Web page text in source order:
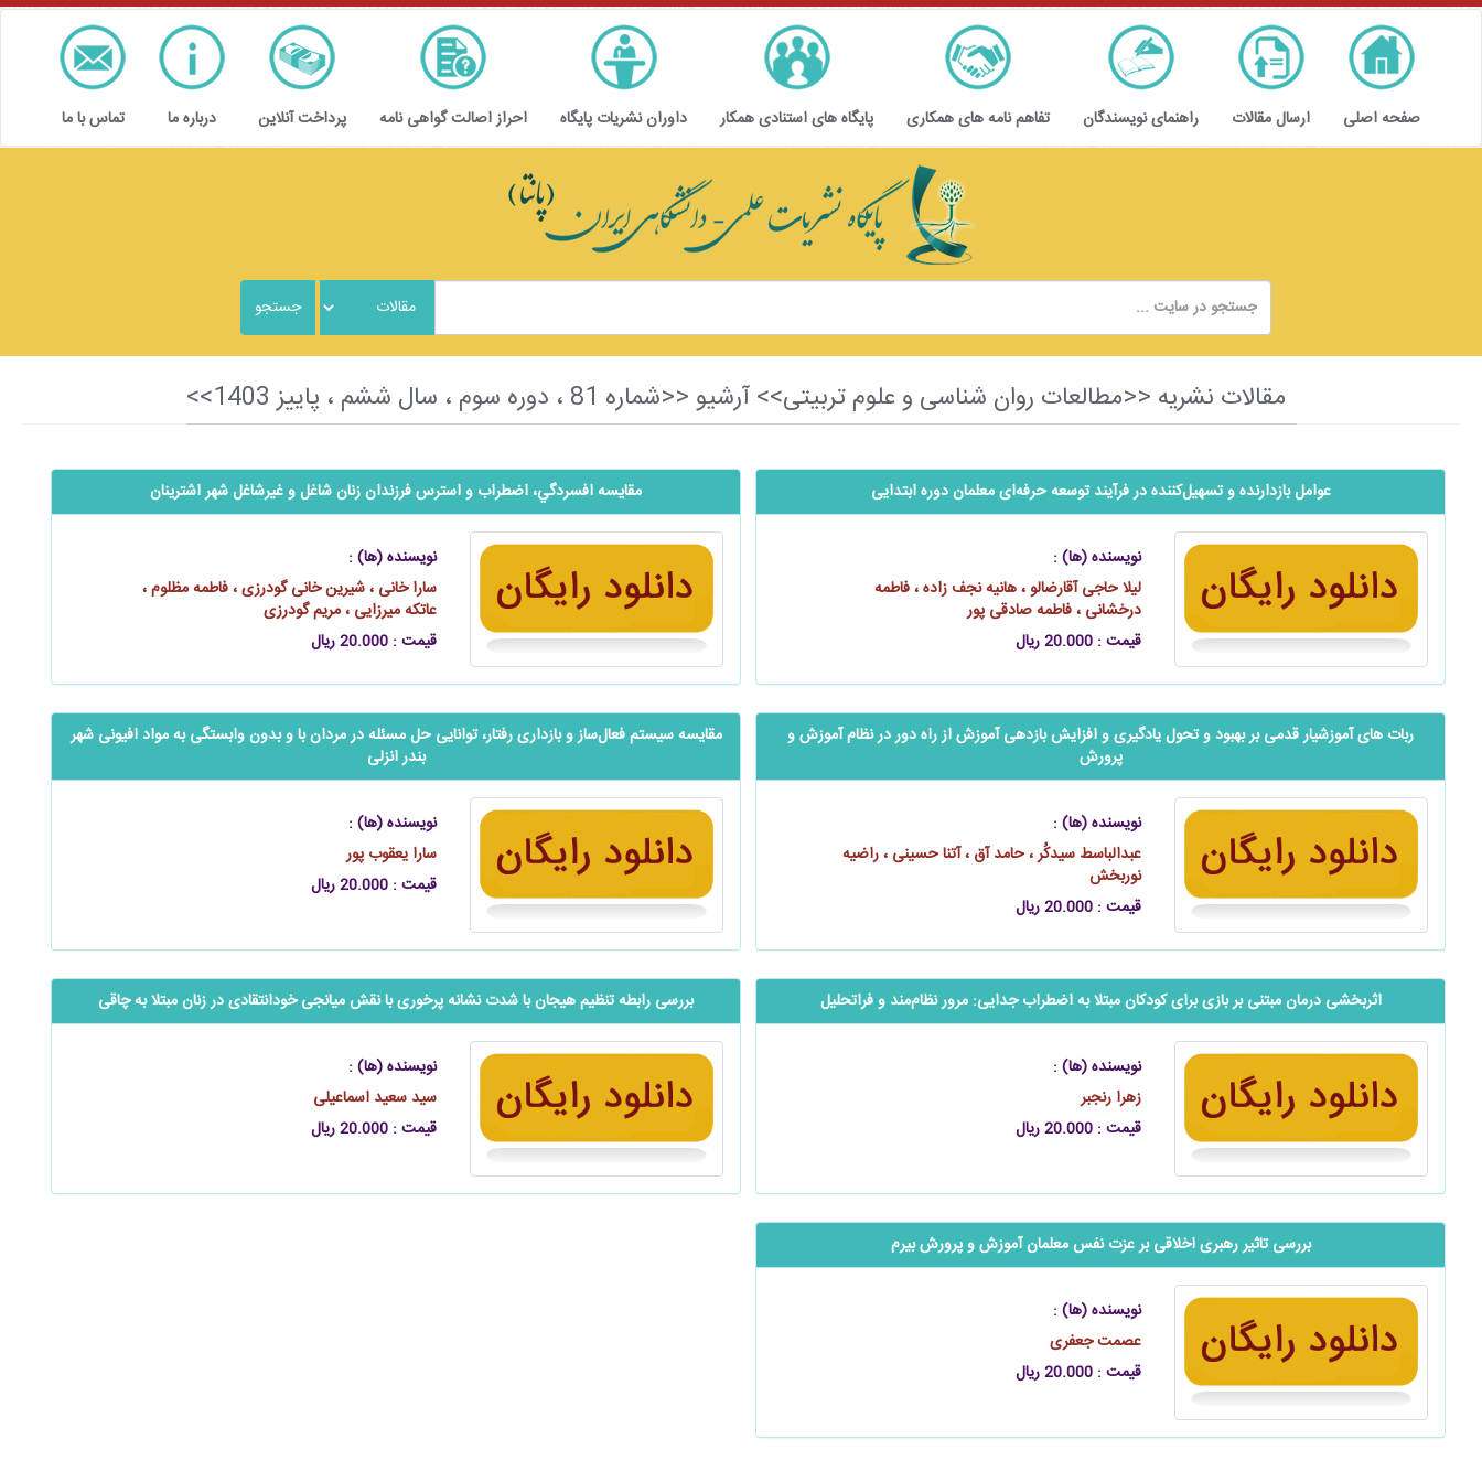
صفحه اصلی ارسال مقالات راهنمای نویسندگان تفاهم نامه های همکاری پایگاه های استنادی همکار داوران نشریات پایگاه احراز اصالت گواهی نامه پرداخت آنلاین درباره ما تماس با ما
مقالات نشریه <<مطالعات روان شناسی و علوم تربیتی>> آرشیو <<شماره 81 ، دوره سوم ، سال ششم ، پاییز 1403>>
عوامل بازدارنده و تسهیل‌کننده در فرآیند توسعه حرفه‌ای معلمان دوره ابتدایی
نویسنده (ها) :
لیلا حاجی آقارضالو ، هانیه نجف‌ زاده ، فاطمه
درخشانی ، فاطمه صادقی‌ پور
قیمت : 20.000 ریال
مقايسه افسردگي، اضطراب و استرس فرزندان زنان شاغل و غيرشاغل شهر اشترينان
نویسنده (ها) :
سارا خانی ، شیرین خانی گودرزی ، فاطمه مظلوم ،
عاتکه میرزایی ، مریم گودرزی
قیمت : 20.000 ریال
ربات های آموزشیار قدمی بر بهبود و تحول یادگیری و افزایش بازدهی آموزش از راه دور در نظام آموزش و
پرورش
نویسنده (ها) :
عبدالباسط سیدکُر ، حامد آق ، آتنا حسینی ، راضیه
نوربخش
قیمت : 20.000 ریال
مقایسه سیستم ‌‌‌‌‌فعال‌ساز و بازداری رفتار، توانایی حل مسئله در مردان با و بدون وابستگی به مواد افیونی شهر
بندر انزلی
نویسنده (ها) :
سارا یعقوب‌ پور
قیمت : 20.000 ریال
اثربخشی درمان مبتنی بر بازی برای کودکان مبتلا به اضطراب جدایی: مرور نظام‌مند و فراتحلیل
نویسنده (ها) :
زهرا رنجبر
قیمت : 20.000 ریال
بررسی رابطه تنظیم هیجان با شدت نشانه پرخوری با نقش میانجی خودانتقادی در زنان مبتلا به چاقی
نویسنده (ها) :
سید سعید اسماعیلی
قیمت : 20.000 ریال
بررسی تاثیر رهبری اخلاقی بر عزت نفس معلمان آموزش و پرورش بیرم
نویسنده (ها) :
عصمت جعفری
قیمت : 20.000 ریال